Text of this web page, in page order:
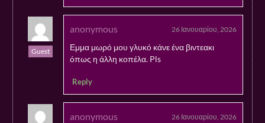
Guest
anonymous 26 Ιανουαρίου, 2026
Εμμα μωρό μου γλυκό κάνε ένα βιντεακι
όπως η άλλη κοπέλα. Pls
Reply
anonymous 26 Ιανουαρίου, 2026